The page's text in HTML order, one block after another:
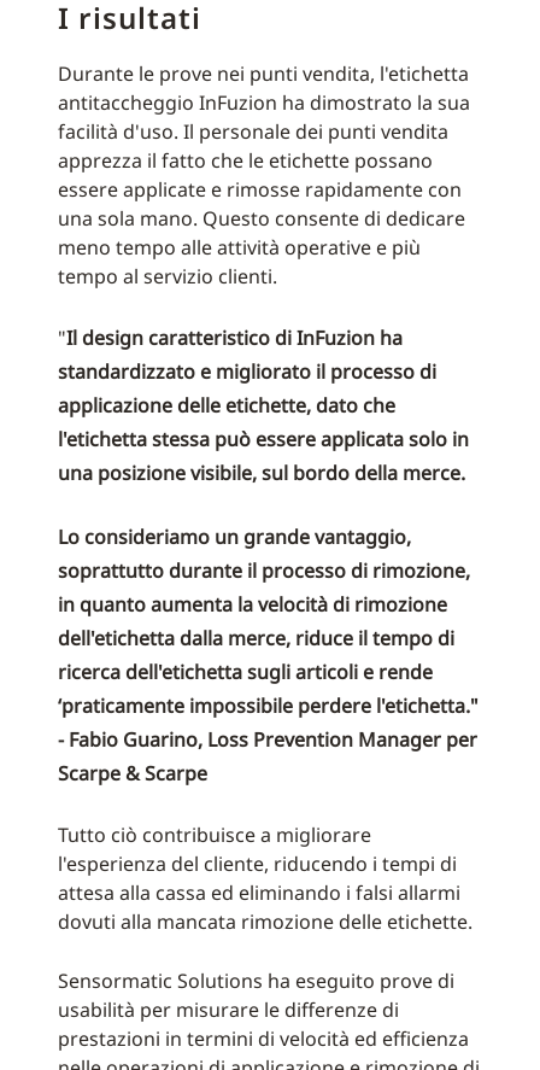
I risultati
Durante le prove nei punti vendita, l'etichetta
antitaccheggio InFuzion ha dimostrato la sua
facilità d'uso. Il personale dei punti vendita
apprezza il fatto che le etichette possano
essere applicate e rimosse rapidamente con
una sola mano. Questo consente di dedicare
meno tempo alle attività operative e più
tempo al servizio clienti.
"Il design caratteristico di InFuzion ha
standardizzato e migliorato il processo di
applicazione delle etichette, dato che
l'etichetta stessa può essere applicata solo in
una posizione visibile, sul bordo della merce.
Lo consideriamo un grande vantaggio,
soprattutto durante il processo di rimozione,
in quanto aumenta la velocità di rimozione
dell'etichetta dalla merce, riduce il tempo di
ricerca dell'etichetta sugli articoli e rende
‘praticamente impossibile perdere l'etichetta."
- Fabio Guarino, Loss Prevention Manager per
Scarpe & Scarpe
Tutto ciò contribuisce a migliorare
l'esperienza del cliente, riducendo i tempi di
attesa alla cassa ed eliminando i falsi allarmi
dovuti alla mancata rimozione delle etichette.
Sensormatic Solutions ha eseguito prove di
usabilità per misurare le differenze di
prestazioni in termini di velocità ed efficienza